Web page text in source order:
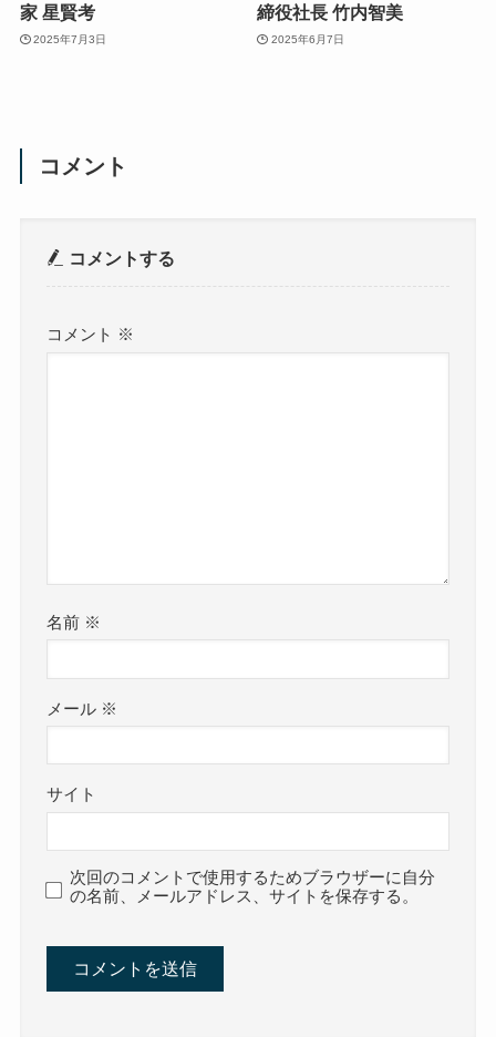
家 星賢考
2025年7月3日
締役社長 竹内智美
2025年6月7日
コメント
コメントする
コメント ※
名前 ※
メール ※
サイト
次回のコメントで使用するためブラウザーに自分
の名前、メールアドレス、サイトを保存する。